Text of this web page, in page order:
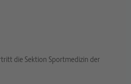
die Sektion Sportmedizin der